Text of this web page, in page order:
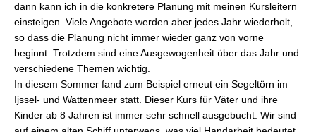
dann kann ich in die konkretere Planung mit meinen Kursleitern
einsteigen. Viele Angebote werden aber jedes Jahr wiederholt,
so dass die Planung nicht immer wieder ganz von vorne
beginnt. Trotzdem sind eine Ausgewogenheit über das Jahr und
verschiedene Themen wichtig.
In diesem Sommer fand zum Beispiel erneut ein Segeltörn im
Ijssel- und Wattenmeer statt. Dieser Kurs für Väter und ihre
Kinder ab 8 Jahren ist immer sehr schnell ausgebucht. Wir sind